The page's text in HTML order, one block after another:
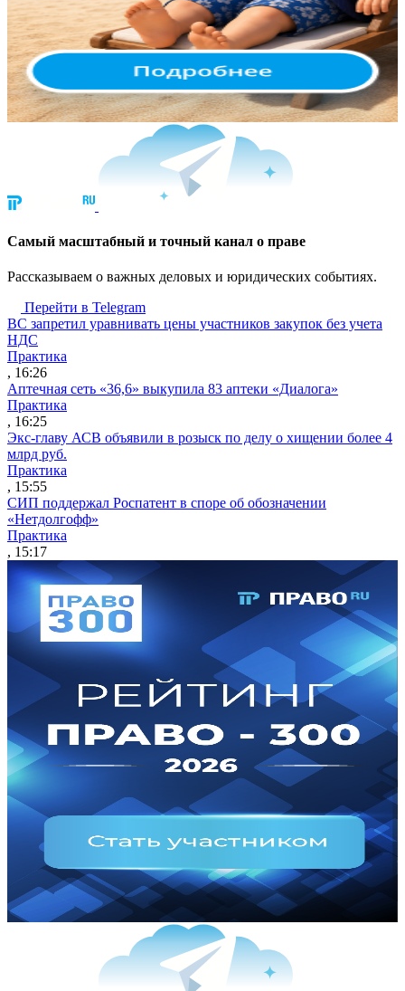
Cамый масштабный и точный канал о праве
Рассказываем о важных деловых и юридических событиях.
Перейти в Telegram
ВС запретил уравнивать цены участников закупок без учета
НДС
Практика
, 16:26
Аптечная сеть «36,6» выкупила 83 аптеки «Диалога»
Практика
, 16:25
Экс-главу АСВ объявили в розыск по делу о хищении более 4
млрд руб.
Практика
, 15:55
СИП поддержал Роспатент в споре об обозначении
«Нетдолгофф»
Практика
, 15:17